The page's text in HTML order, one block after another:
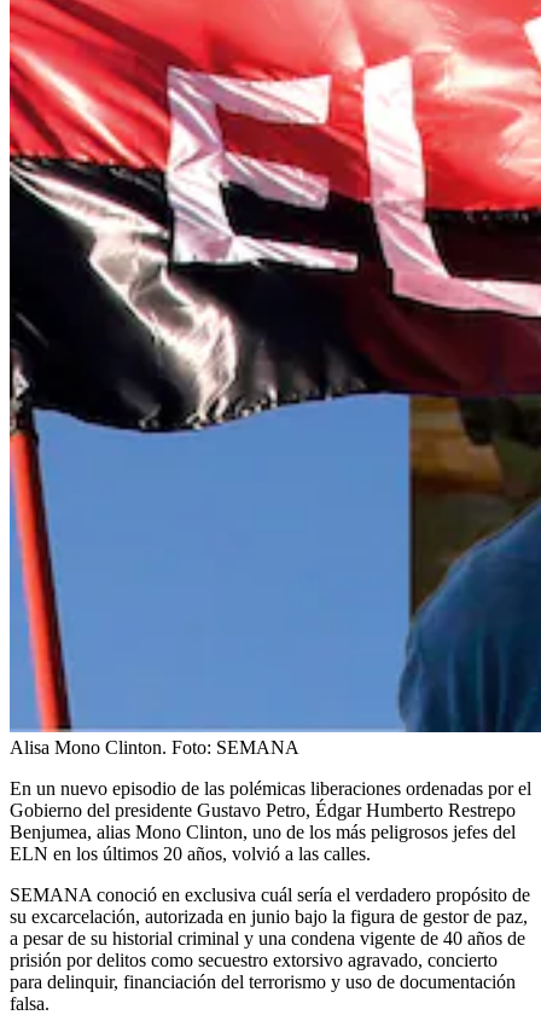
Alisa Mono Clinton. Foto: SEMANA
En un nuevo episodio de las polémicas liberaciones ordenadas por el
Gobierno del presidente Gustavo Petro, Édgar Humberto Restrepo
Benjumea, alias Mono Clinton, uno de los más peligrosos jefes del
ELN en los últimos 20 años, volvió a las calles.
SEMANA conoció en exclusiva cuál sería el verdadero propósito de
su excarcelación, autorizada en junio bajo la figura de gestor de paz,
a pesar de su historial criminal y una condena vigente de 40 años de
prisión por delitos como secuestro extorsivo agravado, concierto
para delinquir, financiación del terrorismo y uso de documentación
falsa.